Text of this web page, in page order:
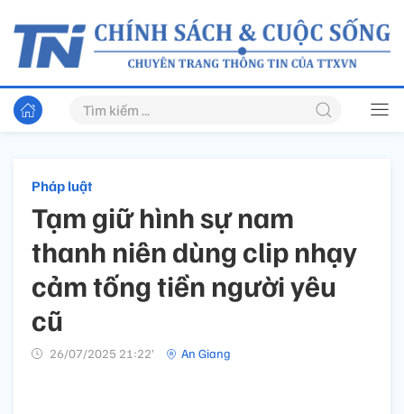
Pháp luật
Tạm giữ hình sự nam
thanh niên dùng clip nhạy
cảm tống tiền người yêu
cũ
26/07/2025 21:22’ An Giang